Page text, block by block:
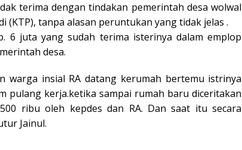
terima dengan tindakan pemerintah desa wolwal
(KTP), tanpa alasan peruntukan yang tidak jelas .
6 juta yang sudah terima isterinya dalam emplop
desa.
warga insial RA datang kerumah bertemu istrinya
pulang kerja.ketika sampai rumah baru diceritakan
ribu oleh kepdes dan RA. Dan saat itu secara
Jainul.